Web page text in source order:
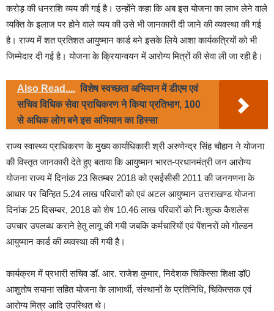
करोड़ की धनराशि व्यय की गई है। उन्होंने कहा कि अब इस योजना का लाभ लेने वाले
व्यक्ति के इलाज पर होने वाले व्यय की उसे भी जानकारी दी जाने की व्यवस्था की गई
है। राज्य में शत प्रतिशत आयुष्मान कार्ड बने इसके लिये आशा कार्यकत्रियों को भी
जिम्मेदार दी गई है। योजना के क्रियान्वयन में आरोग्य मित्रों की सेवा ली जा रही है।
Also Read.... विशेष स्वच्छता अभियान में डीएम एवं
सचिव विधिक सेवा प्राधिकरण ने किया प्रतिभाग, 100
से अधिक लोग बने इस अभियान का हिस्सा
राज्य स्वास्थ्य प्राधिकरण के मुख्य कार्याधिकारी श्री अरुणेन्द्र सिंह चौहान ने योजना
की विस्तृत जानकारी देते हुए बताया कि आयुष्मान भारत-प्रधानमंत्री जन आरोग्य
योजना राज्य में दिनांक 23 सितम्बर 2018 को एसईसीसी 2011 की जनगणना के
आधार पर चिन्हित 5.24 लाख परिवारों को एवं अटल आयुष्मान उत्तराखण्ड योजना
दिनांक 25 दिसम्बर, 2018 को शेष 10.46 लाख परिवारों को निःशुल्क कैशलेस
उपचार उपलब्ध कराने हेतु लागू की गयी जबकि कर्मचारियों एवं पेंशनरों को गोल्डन
आयुष्मान कार्ड की व्यवस्था की गयी है।
कार्यक्रम में प्रभारी सचिव डॉ. आर. राजेश कुमार, निदेशक चिकित्सा शिक्षा डॉ0
आशुतोष सयाना सहित योजना के लाभार्थी, संस्थानों के प्रतिनिधि, चिकित्सक एवं
आरोग्य मित्र आदि उपस्थित थे।